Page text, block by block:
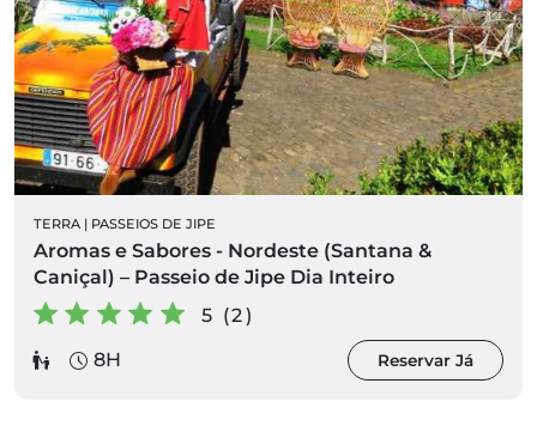
TERRA | PASSEIOS DE JIPE
Aromas e Sabores - Nordeste (Santana &
Caniçal) – Passeio de Jipe Dia Inteiro
5 (2)
8H
Reservar Já